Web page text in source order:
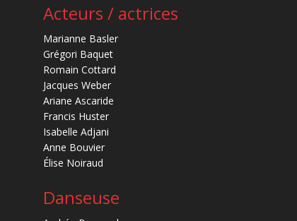
Acteurs / actrices
Marianne Basler
Grégori Baquet
Romain Cottard
Jacques Weber
Ariane Ascaride
Francis Huster
Isabelle Adjani
Anne Bouvier
Élise Noiraud
Danseuse